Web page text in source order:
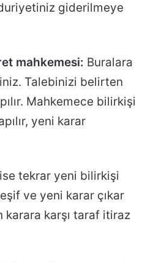
giderilmeye
mahkemesi: Buralara
Talebinizi belirten
Mahkemece bilirkişi
yeni karar
tekrar yeni bilirkişi
ve yeni karar çıkar
karara karşı taraf itiraz